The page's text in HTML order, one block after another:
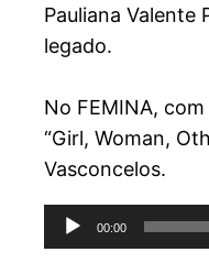
Pauliana
legado.
No FEMINA,
“Girl, Woman,
Vasconcelos.
Reprodutor
de
00:00